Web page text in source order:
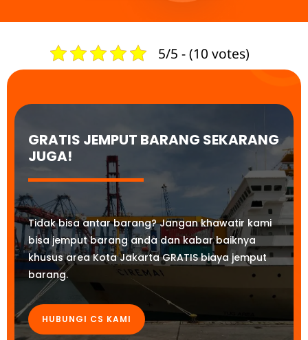
5/5 - (10 votes)
GRATIS JEMPUT BARANG SEKARANG
JUGA!
Tidak bisa antar barang? Jangan khawatir kami
bisa jemput barang anda dan kabar baiknya
khusus area Kota Jakarta GRATIS biaya jemput
barang.
HUBUNGI CS KAMI